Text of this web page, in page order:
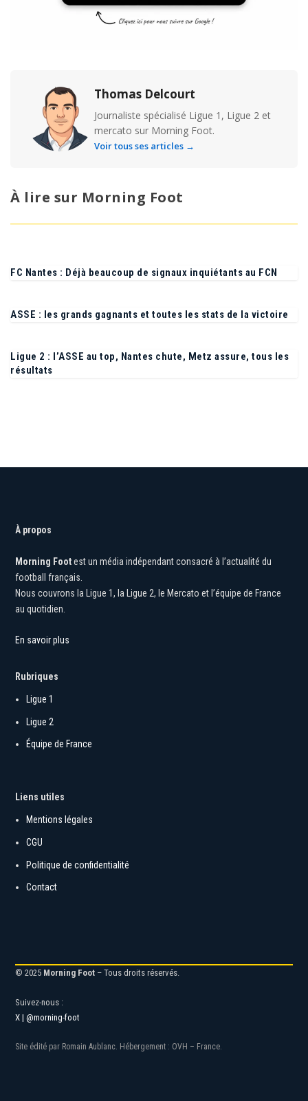
Thomas Delcourt
Journaliste spécialisé Ligue 1, Ligue 2 et
mercato sur Morning Foot.
Ligue 2 : l’ASSE au top, Nantes chute, Metz assure, tous les
Morning Footest un média indépendant consacré à l’actualité du
football français.
Nous couvrons la Ligue 1, la Ligue 2, le Mercato et l’équipe de France
Rubriques
Ligue 1
Ligue 2
Liens utiles
Mentions légales
CGU
Politique de confidentialité
Suivez-nous :